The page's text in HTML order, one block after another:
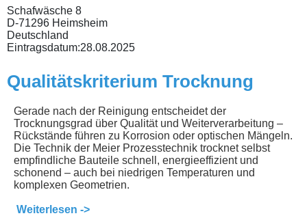
Schafwäsche 8
D-71296 Heimsheim
Deutschland
Eintragsdatum:28.08.2025
Qualitätskriterium Trocknung
Gerade nach der Reinigung entscheidet der
Trocknungsgrad über Qualität und Weiterverarbeitung –
Rückstände führen zu Korrosion oder optischen Mängeln.
Die Technik der Meier Prozesstechnik trocknet selbst
empfindliche Bauteile schnell, energieeffizient und
schonend – auch bei niedrigen Temperaturen und
komplexen Geometrien.
Weiterlesen ->